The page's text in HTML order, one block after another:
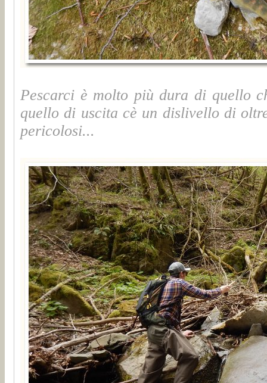
Pescarci è molto più dura di quello
quello di uscita cè un dislivello di
pericolosi...